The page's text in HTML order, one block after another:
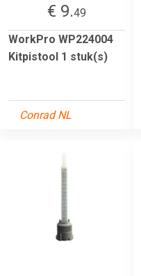
€ 9.49
WorkPro WP224004
Kitpistool 1 stuk(s)
Conrad NL